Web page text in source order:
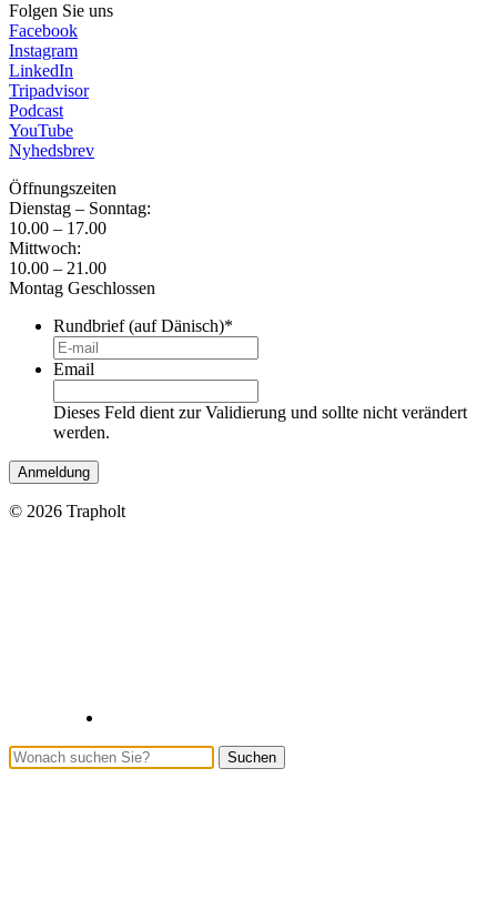
Folgen Sie uns
Facebook
Instagram
LinkedIn
Tripadvisor
Podcast
YouTube
Nyhedsbrev
Öffnungszeiten
Dienstag – Sonntag:
10.00 – 17.00
Mittwoch:
10.00 – 21.00
Montag Geschlossen
Rundbrief (auf Dänisch)*
Email
Dieses Feld dient zur Validierung und sollte nicht verändert
werden.
© 2026 Trapholt